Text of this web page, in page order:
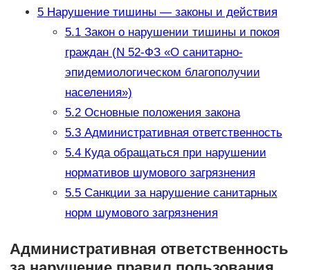
5Нарушение тишины — законы и действия
5.1Закон о нарушении тишины и покоя
граждан (N 52-ФЗ «О санитарно-
эпидемиологическом благополучии
населения»)
5.2Основные положения закона
5.3Административная ответственность
5.4Куда обращаться при нарушении
нормативов шумового загрязнения
5.5Санкции за нарушение санитарных
норм шумового загрязнения
Административная ответственность